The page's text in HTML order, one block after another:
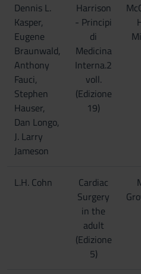
Dennis L.
Kasper,
Eugene
Braunwald,
Anthony
Fauci,
Stephen
Hauser,
Dan Longo,
J. Larry
Jameson
Harrison
- Principi
di
Medicina
Interna.2
voll.
(Edizione
19)
L.H. Cohn
Cardiac
Surgery
in the
adult
(Edizione
5)